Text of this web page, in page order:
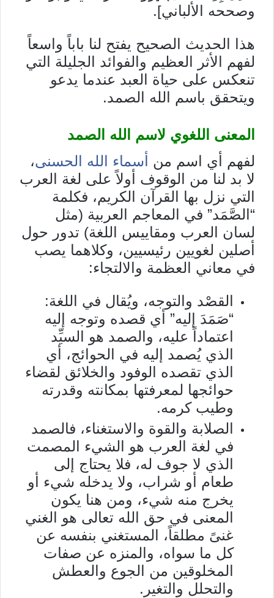
وصححه الألباني].
هذا الحديث الصحيح يفتح لنا باباً واسعاً
لفهم الأثر العظيم والفوائد الجليلة التي
تنعكس على حياة العبد عندما يدعو
ويتحقق باسم الله الصمد.
المعنى اللغوي لاسم الله الصمد
لفهم أي اسم من أسماء الله الحسنى،
لا بد لنا من الوقوف أولاً على لغة العرب
التي نزل بها القرآن الكريم، فكلمة
“الصَّمَد” في المعاجم العربية (مثل
لسان العرب ومقاييس اللغة) تدور حول
أصلين لغويين رئيسيين، وكلاهما يصب
في معاني العظمة والالتجاء:
القصْد والتوجه، ويُقال في اللغة:
“صَمَدَ إليه” أي قصده وتوجه إليه
اعتماداً عليه، والصمد هو السيِّد
الذي يُصمد إليه في الحوائج، أي
الذي تقصده الوفود والخلائق لقضاء
حوائجها لمعرفتها بمكانته وقدرته
وطيب كرمه.
الصلابة والقوة والاستغناء، فالصمد
في لغة العرب هو الشيء المصمت
الذي لا جوف له، فلا يحتاج إلى
طعام أو شراب، ولا يدخله شيء أو
يخرج منه شيء، ومن هنا يكون
المعنى في حق الله تعالى هو الغني
غنىً مطلقاً، المستغني بنفسه عن
كل ما سواه، والمنزه عن صفات
المخلوقين من الجوع والعطش
والتحلل والتغير.